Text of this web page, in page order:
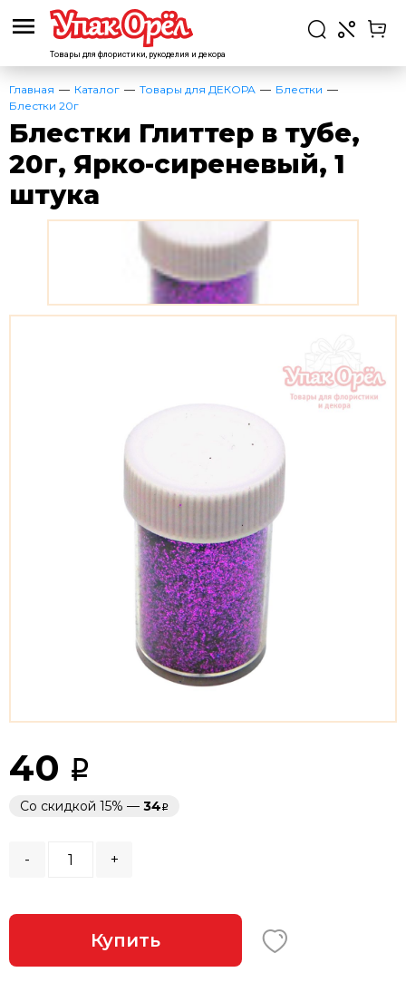
Товары для флористики, рукоделия и декора
Главная Каталог Товары для ДЕКОРА
Блестки
Блестки 20г
Блестки Глиттер в тубе,
20г, Ярко-сиреневый, 1
штука
40
Со скидкой 15% — 34
- +
Купить